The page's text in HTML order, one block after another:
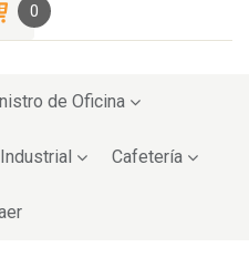
0
de Oficina
Cafetería